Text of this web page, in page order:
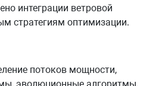
интеграции ветровой
стратегиям оптимизации.
потоков мощности,
эволюционные алгоритмы,